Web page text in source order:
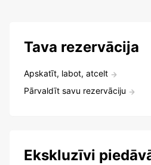
Tava rezervācija
Apskatīt, labot, atcelt
Pārvaldīt savu rezervāciju
Ekskluzīvi